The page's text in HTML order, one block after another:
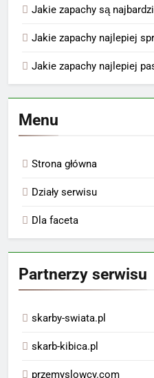
Jakie zapachy są
Jakie zapachy najlepiej
Jakie zapachy najlepiej
Menu
Strona główna
Działy serwisu
Dla faceta
Partnerzy serwisu
skarby-swiata.pl
skarb-kibica.pl
przemyslowcy.com